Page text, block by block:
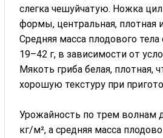
слегка чешуйчатую. Ножка
формы, центральная, плотная
Средняя масса плодового
19–42 г, в зависимости от
Мякоть гриба белая, плотная,
хорошую текстуру при
Урожайность по трем волнам
кг/м², а средняя масса